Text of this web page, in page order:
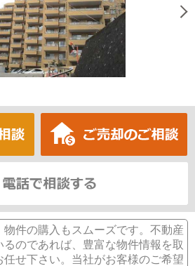
件の購入もスムーズです。不動産
のであれば、豊富な物件情報を取
任せ下さい。当社がお客様のご希望